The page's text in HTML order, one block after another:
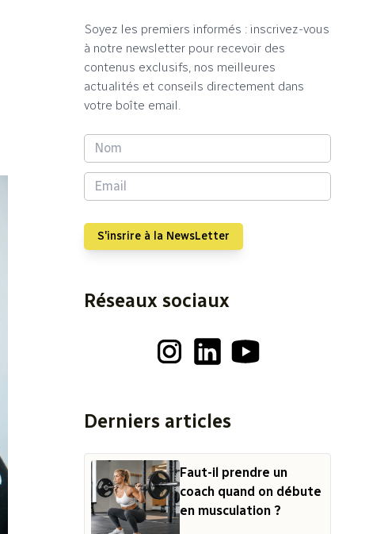
Soyez les premiers informés : inscrivez-vous
à notre newsletter pour recevoir des
contenus exclusifs, nos meilleures
actualités et conseils directement dans
votre boîte email.
S'insrire à la NewsLetter
Réseaux sociaux
Derniers articles
Faut-il prendre un
coach quand on débute
en musculation ?